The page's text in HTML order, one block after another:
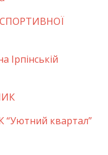
Ірпінській
“Уютний квартал”